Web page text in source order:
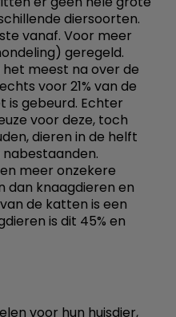
diersoorten.
vanaf. Voor meer
geregeld.
meest na over de
voor 21% van de
is gebeurd. Echter
voor deze, toch
dieren in de helft
meer onzekere
knaagdieren en
de katten is een
is dit 45% en
voor hun huisdier,